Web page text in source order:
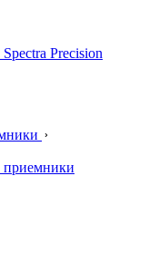
Precision
приемники